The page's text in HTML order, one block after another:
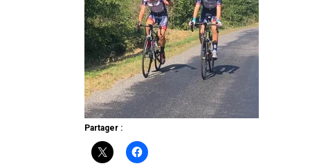
Partager :